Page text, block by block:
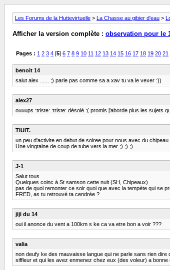
Les Forums de la Huttevirtuelle > La Chasse au gibier d'eau >
Afficher la version complète : observation pour le
Pages : 1 2 3 4 [5] 6 7 8 9 10 11 12 13 14 15 16 17 18 19 20 21
benoit 14
salut alex ...... ;) parle pas comme sa a xav tu va le vexer :))
alex27
ouuups :triste: :triste: désolé :( promis j'aborde plus les sujets
TIUIT.
un peu d'activite en debut de soiree pour nous avec du
Une vingtaine de coup de tube vers la mer ;) ;) ;)
J-1
Salut tous
Quelques coinc à St samson cette nuit (SH, Chipeaux)
pas de quoi remonter ce soir quoi que avec la tempète qui se
FRED, as tu retrouvé ta cendrée ?
jiji du 14
oui il anonce du vent a 100km s ke ca va etre bon a voir ???
valia
non deufy ke des mauvaisse langue qui ne parle sans rien
siffleur et qui les avez enmenez chez eux (des voleur) a bonne